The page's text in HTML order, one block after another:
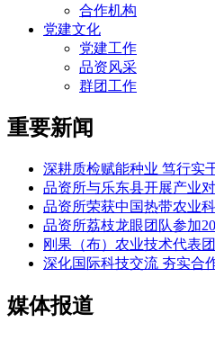
合作机构
党建文化
党建工作
品资风采
群团工作
重要新闻
深耕质检赋能种业 笃行实
品资所与乐东县开展产业
品资所荣获中国热带农业
品资所荔枝龙眼团队参加
刚果（布）农业技术代表
深化国际科技交流 夯实
媒体报道